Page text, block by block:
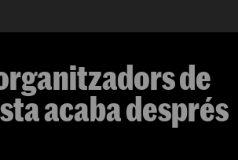
de
acaba després